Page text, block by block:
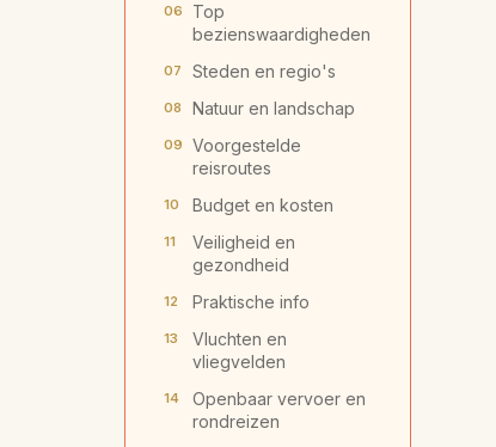
Top
bezienswaardigheden
Steden en regio's
Natuur en landschap
Voorgestelde
reisroutes
Budget en kosten
Veiligheid en
gezondheid
Praktische info
Vluchten en
vliegvelden
Openbaar vervoer en
rondreizen